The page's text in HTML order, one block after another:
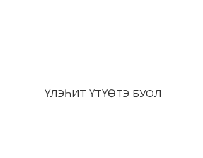
ҮЛЭҺИТ ҮТҮӨТЭ БУОЛ